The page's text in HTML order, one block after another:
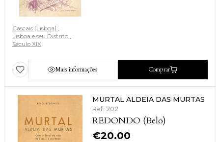
Cascais [Lisboa]
Lisboa e seu Distrito
Século XIX
Mais informações Comprar
MURTAL ALDEIA DAS MURTAS
Ref: 202
REDONDO (Belo)
€20.00